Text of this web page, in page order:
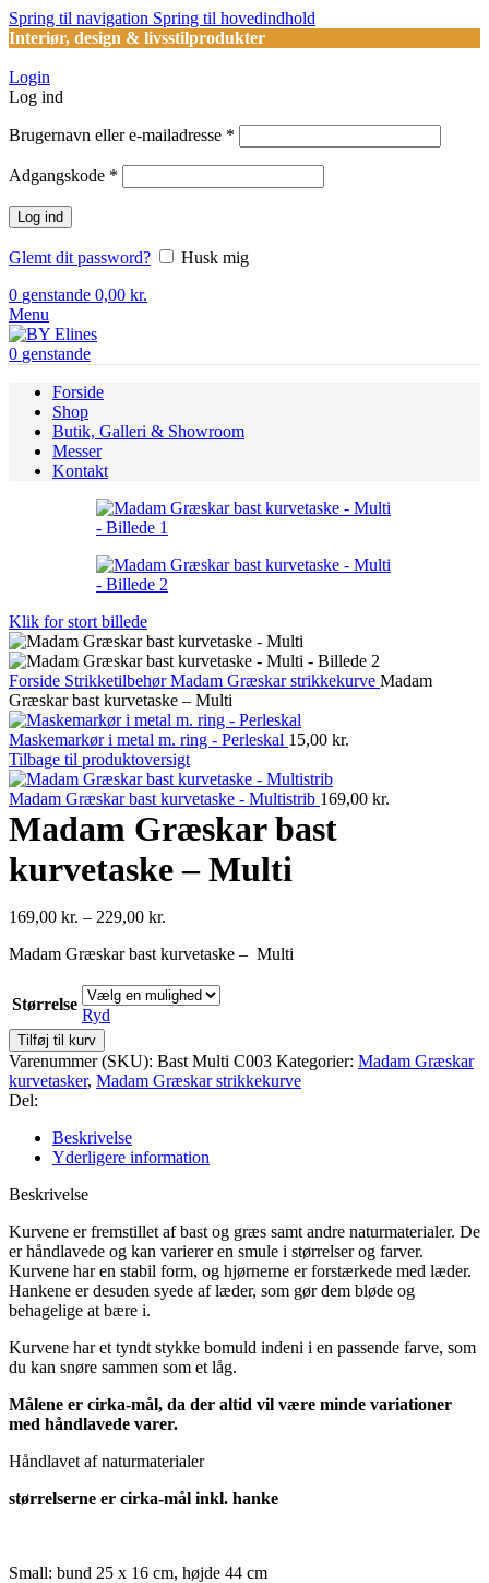
Spring til navigation Spring til hovedindhold
Interiør, design & livsstilprodukter
Login
Log ind
Brugernavn eller e-mailadresse *
Adgangskode *
Log ind
Glemt dit password?
Husk mig
0 genstande 0,00 kr.
Menu
0 genstande
Forside
Shop
Butik, Galleri & Showroom
Messer
Kontakt
Klik for stort billede
Forside StrikketilbehørMadam Græskar strikkekurve Madam
Græskar bast kurvetaske – Multi
Maskemarkør i metal m. ring - Perleskal 15,00 kr.
Tilbage til produktoversigt
Madam Græskar bast kurvetaske - Multistrib 169,00 kr.
Madam Græskar bast
kurvetaske – Multi
169,00 kr. – 229,00 kr.
til
Madam Græskar bast kurvetaske – Multi
Størrelse
Ryd
Madam
Græskar
bast
kurvetaske
Multi
antal
Tilføj til kurv
Varenummer (SKU): Bast Multi C003 Kategorier: Madam Græskar
kurvetasker, Madam Græskar strikkekurve
Del:
Beskrivelse
Yderligere information
Beskrivelse
Kurvene er fremstillet af bast og græs samt andre naturmaterialer. De
er håndlavede og kan varierer en smule i størrelser og farver.
Kurvene har en stabil form, og hjørnerne er forstærkede med læder.
Hankene er desuden syede af læder, som gør dem bløde og
behagelige at bære i.
Kurvene har et tyndt stykke bomuld indeni i en passende farve, som
du kan snøre sammen som et låg.
Målene er cirka-mål, da der altid vil være minde variationer
med håndlavede varer.
Håndlavet af naturmaterialer
størrelserne er cirka-mål inkl. hanke
Small: bund 25 x 16 cm, højde 44 cm